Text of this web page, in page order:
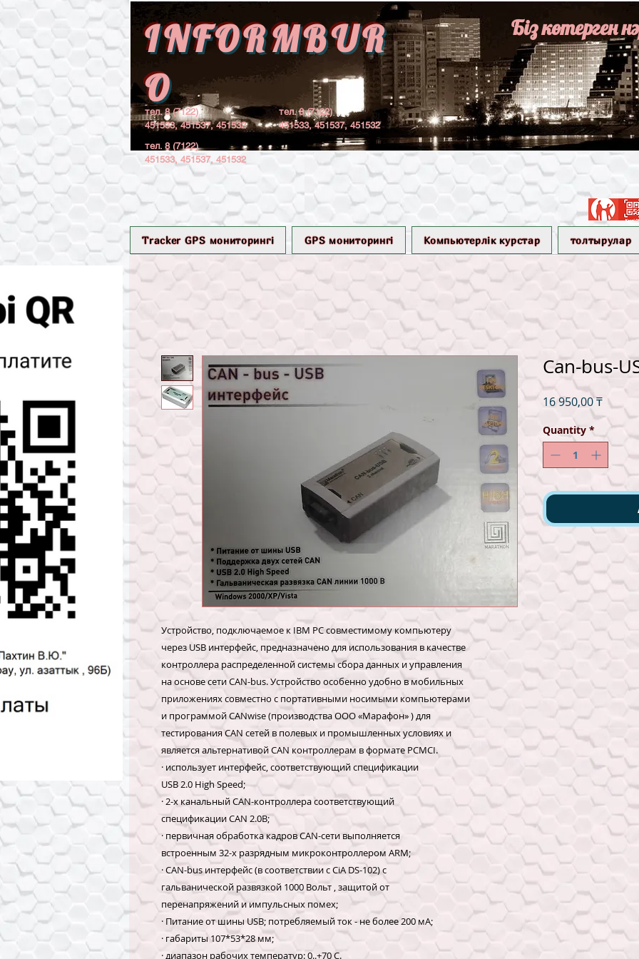
INFORMBUR
O
тел. 8 (7122)
451533, 451537, 451532
Біз көтерген
тел. 8 (7122)
451533, 451537, 451532
тел. 8 (7122)
451533, 451537, 451532
Tracker GPS мониторингі GPS мониторингі Компьютерлік курстар толтырулар
Устройство, подключаемое к IBM РС совместимому компьютеру
через USB интерфейс, предназначено для использования в качестве
контроллера распределенной системы сбора данных и управления
на основе сети CAN-bus. Устройство особенно удобно в мобильных
приложениях совместно с портативными носимыми компьютерами
и программой CANwise (производства ООО «Марафон» ) для
тестирования CAN сетей в полевых и промышленных условиях и
является альтернативой CAN контроллерам в формате PCMCI.
· использует интерфейс, соответствующий спецификации
USB 2.0 High Speed;
· 2-x канальный CAN-контроллера соответствующий
спецификации CAN 2.0B;
· первичная обработка кадров CAN-сети выполняется
встроенным 32-х разрядным микроконтроллером ARM;
· CAN-bus интерфейс (в соответствии с CiA DS-102) с
гальванической развязкой 1000 Вольт , защитой от
перенапряжений и импульсных помех;
· Питание от шины USB; потребляемый ток - не более 200 мА;
· габариты 107*53*28 мм;
· диапазон рабочих температур: 0..+70 С.
Can-bus-
16 950,00 ₸Price
Quantity *